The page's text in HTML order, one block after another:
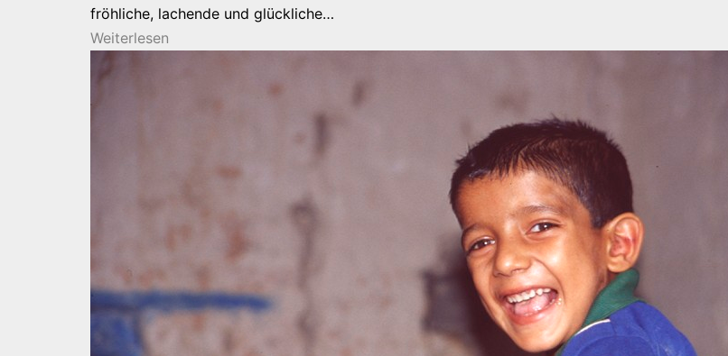
fröhliche, lachende und glückliche…
Weiterlesen